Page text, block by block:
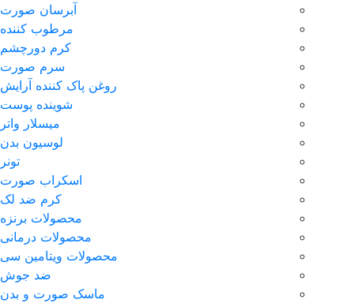
آبرسان صورت
مرطوب کننده
کرم دورچشم
سرم صورت
روغن پاک کننده آرایش
شوینده پوست
میسلار واتر
لوسیون بدن
تونر
اسکراب صورت
کرم ضد لک
محصولات برنزه
محصولات درمانی
محصولات ویتامین سی
ضد جوش
ماسک صورت و بدن